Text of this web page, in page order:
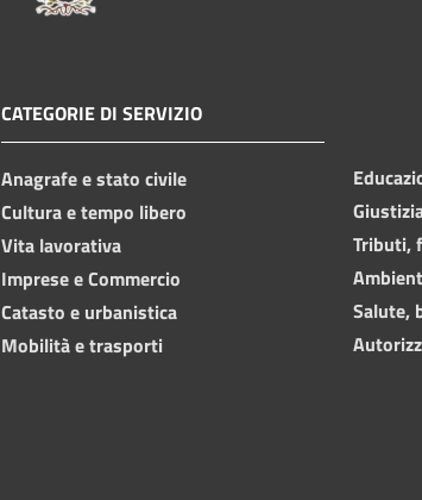
CATEGORIE DI SERVIZIO
Anagrafe e stato civile
Cultura e tempo libero
Vita lavorativa
Imprese e Commercio
Catasto e urbanistica
Mobilità e trasporti
Tributi,
Salute,